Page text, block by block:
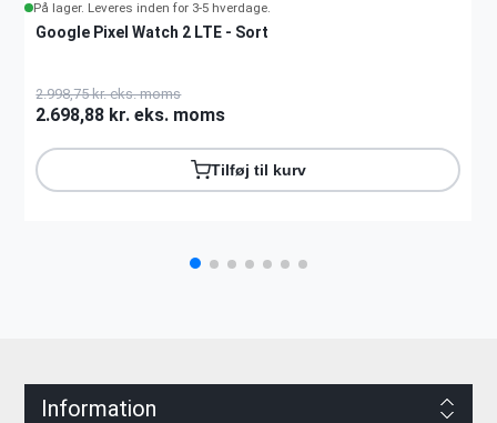
På lager. Leveres inden for 3-5 hverdage.
Google Pixel Watch 2 LTE - Sort
2.998,75 kr. eks. moms
2.698,88 kr. eks. moms
Tilføj til kurv
Information